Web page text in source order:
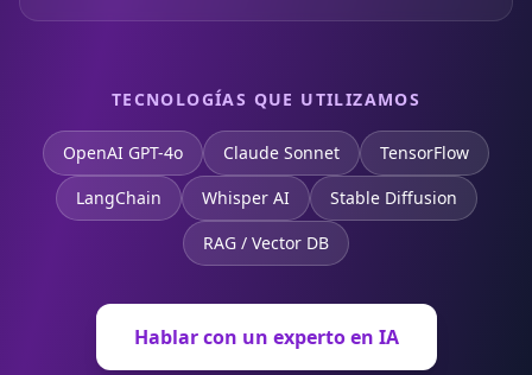
TECNOLOGÍAS QUE UTILIZAMOS
OpenAI GPT-4o Claude Sonnet
TensorFlow
LangChain
Whisper AI
Stable Diffusion
RAG / Vector DB
Hablar con un experto en IA